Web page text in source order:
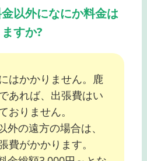
以外になにか料金は
すか?
はかかりません。鹿
あれば、出張費はい
おりません。
外の遠方の場合は、
費がかかります。